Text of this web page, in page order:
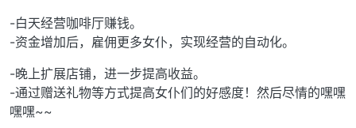
-白天经营咖啡厅赚钱。
-资金增加后，雇佣更多女仆，实现经营的自动化。
-晚上扩展店铺，进一步提高收益。
-通过赠送礼物等方式提高女仆们的好感度！然后尽情的嘿嘿
嘿嘿~~